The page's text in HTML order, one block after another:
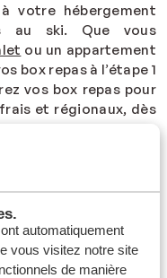
automatiquement
vous visitez notre site
de manière
votre hébergement
au ski. Que vous
ou un appartement
box repas à l’étape 1
vos box repas pour
et régionaux, dès
en magasin, pour
de votre séjour
de transporter vos
en arrivant en
la vie